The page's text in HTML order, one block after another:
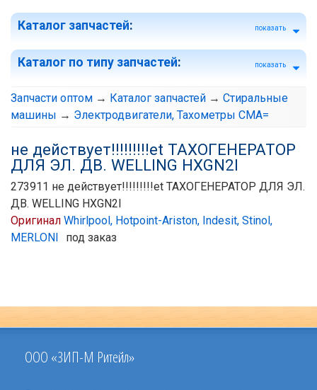
Каталог запчастей: показать
Каталог по типу запчастей: показать
Запчасти оптом → Каталог запчастей → Стиральные
машины → Электродвигатели, Тахометры СМА=
не действует!!!!!!!!!et ТАХОГЕНЕРАТОР
ДЛЯ ЭЛ. ДВ. WELLING HXGN2I
273911 не действует!!!!!!!!!et ТАХОГЕНЕРАТОР ДЛЯ ЭЛ.
ДВ. WELLING HXGN2I
Оригинал Whirlpool, Hotpoint-Ariston, Indesit, Stinol,
MERLONI
под заказ
ООО «ЗИП-М Ритейл»